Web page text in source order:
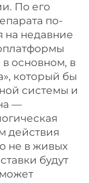
По его
по-
недавние
основном, в
который бы
системы и
—
действия
не в живых
будут